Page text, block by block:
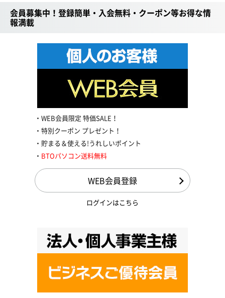
会員募集中！登録簡単・入会無料・クーポン等お得な情
報満載
WEB会員限定 特価SALE！
特別クーポン プレゼント！
貯まる＆使える!うれしいポイント
BTOパソコン送料無料
WEB会員登録
ログインはこちら